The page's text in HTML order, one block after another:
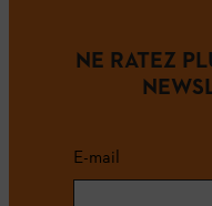
NE RATEZ
E-mail